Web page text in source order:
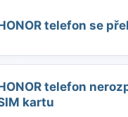
telefon se
telefon
kartu